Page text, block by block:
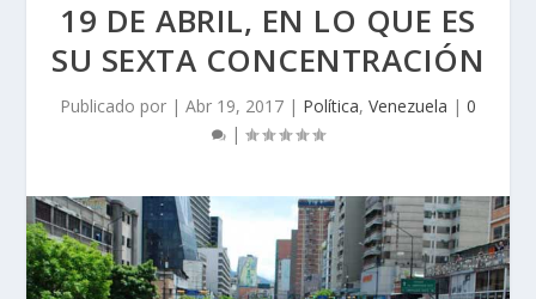
19 DE ABRIL, EN LO QUE ES
SU SEXTA CONCENTRACIÓN
Publicado por | Abr 19, 2017 | Política, Venezuela | 0
|